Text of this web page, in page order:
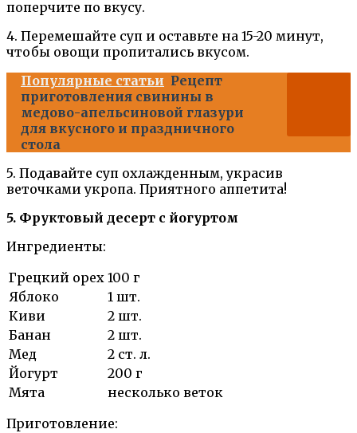
поперчите по вкусу.
4. Перемешайте суп и оставьте на 15-20 минут,
чтобы овощи пропитались вкусом.
Популярные статьи Рецепт
приготовления свинины в
медово-апельсиновой глазури
для вкусного и праздничного
стола
5. Подавайте суп охлажденным, украсив
веточками укропа. Приятного аппетита!
5. Фруктовый десерт с йогуртом
Ингредиенты:
Грецкий орех 100 г
Яблоко
1 шт.
Киви
2 шт.
Банан
2 шт.
Мед
2 ст. л.
Йогурт
200 г
Мята
несколько веток
Приготовление: